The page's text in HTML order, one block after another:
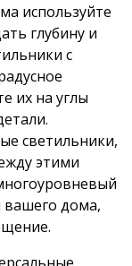
используйте
глубину и
с
их на углы
светильники,
этими
вашего дома,